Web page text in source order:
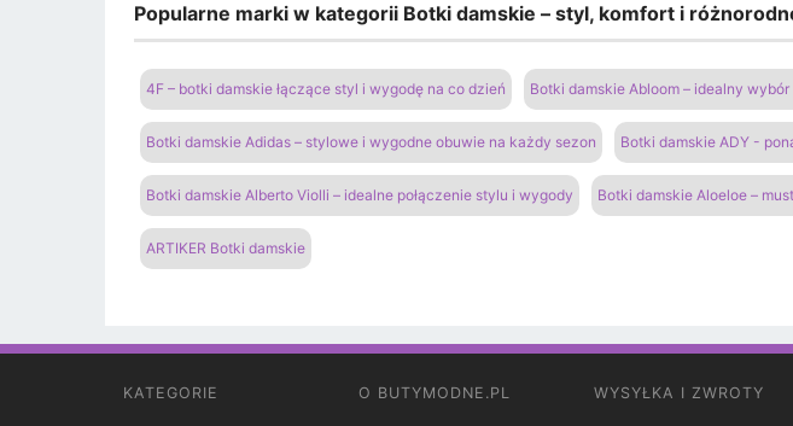
Popularne marki w kategorii Botki damskie – styl, komfort i
4F – botki damskie łączące styl i wygodę na co dzień Botki damskie Abloom – idealny
Botki damskie Adidas – stylowe i wygodne obuwie na każdy sezon Botki damskie ADY -
Botki damskie Alberto Violli – idealne połączenie stylu i wygody Botki damskie Aloeloe –
ARTIKER Botki damskie
KATEGORIE O BUTYMODNE.PL WYSYŁKA I ZWROTY